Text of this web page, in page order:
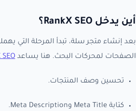
أين يدخل RankX SEO؟
بعد إنشاء متجر سلة، تبدأ المرحلة التي
الصفحات لمحركات البحث. هنا يساعد SEO
تحسين وصف المنتجات.
كتابة Meta Title وMeta Description.